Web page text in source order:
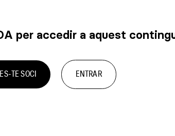
per accedir a aquest
TE SOCI ENTRAR